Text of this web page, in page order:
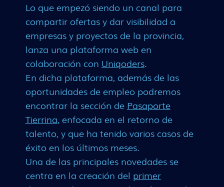
Lo que empezó siendo un canal para
compartir ofertas y dar visibilidad a
empresas y proyectos de la provincia,
lanza una plataforma web en
colaboración con Uniqoders.
En dicha plataforma, además de las
oportunidades de empleo podremos
encontrar la sección de Pasaporte
Tierrina, enfocada en el retorno de
talento, y que ha tenido varios casos de
éxito en los últimos meses.
Una de las principales novedades se
centra en la creación del primer